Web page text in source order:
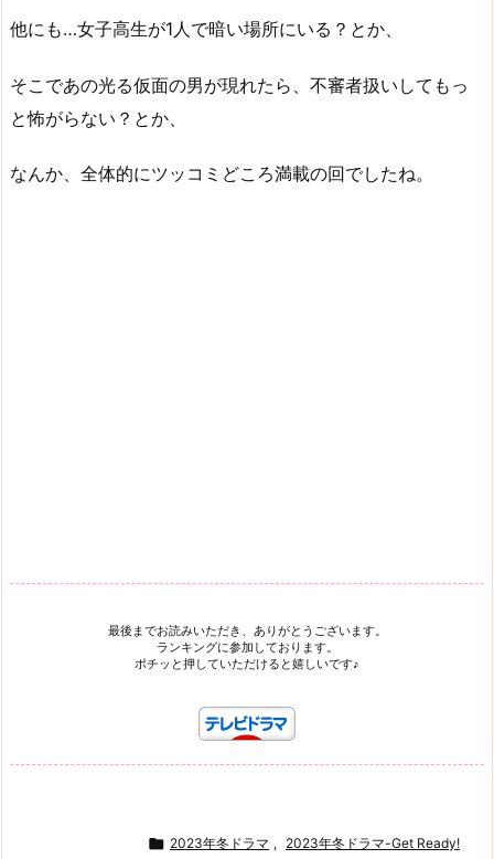
他にも…女子高生が1人で暗い場所にいる？とか、
そこであの光る仮面の男が現れたら、不審者扱いしてもっ
と怖がらない？とか、
なんか、全体的にツッコミどころ満載の回でしたね。
最後までお読みいただき、ありがとうございます。
ランキングに参加しております。
ポチッと押していただけると嬉しいです♪
 2023年冬ドラマ , 2023年冬ドラマ-Get Ready!